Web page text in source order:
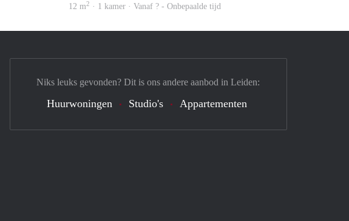
12 m2 · 1 kamer · Vanaf ? - Onbepaalde tijd
Niks leuks gevonden? Dit is ons andere aanbod in Leiden:
Huurwoningen Studio's Appartementen